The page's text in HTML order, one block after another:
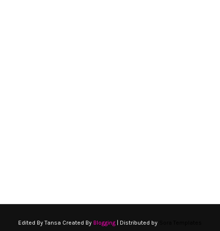
Edited By Tansa Created By Blogging | Distributed by